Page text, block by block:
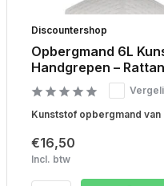
Discountershop
Opbergmand 6L
Handgrepen –
Kunststof opbergmand van
€16,50
Incl. btw